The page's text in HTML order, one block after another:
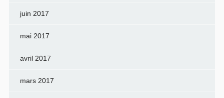
juin 2017
mai 2017
avril 2017
mars 2017